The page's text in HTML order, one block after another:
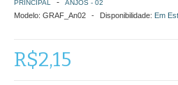
POLÍTICA DE FRETE GRÁTIS
PRINCIPAL ANJOS - 02
Modelo: GRAF_An02 Disponibilidade: Em
R$2,15